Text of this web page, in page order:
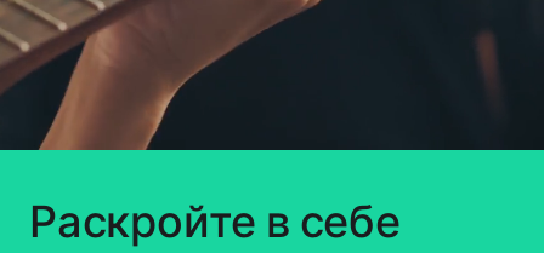
Раскройте в себе